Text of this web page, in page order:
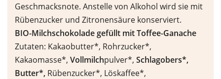
Geschmacksnote. Anstelle von Alkohol wird sie mit
Rübenzucker und Zitronensäure konserviert.
BIO-Milchschokolade gefüllt mit Toffee-Ganache
Zutaten: Kakaobutter*, Rohrzucker*,
Kakaomasse*, Vollmilchpulver*, Schlagobers*,
Butter*, Rübenzucker*, Löskaffee*,